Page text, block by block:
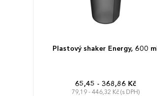
Plastový shaker Energy, 600 ml
65,45 - 368,86 Kč
79,19 - 446,32 Kč (s DPH)